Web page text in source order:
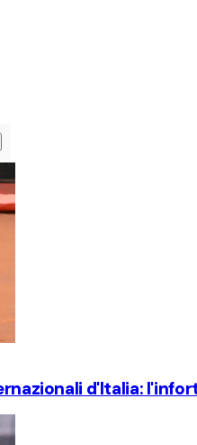
d'Italia: